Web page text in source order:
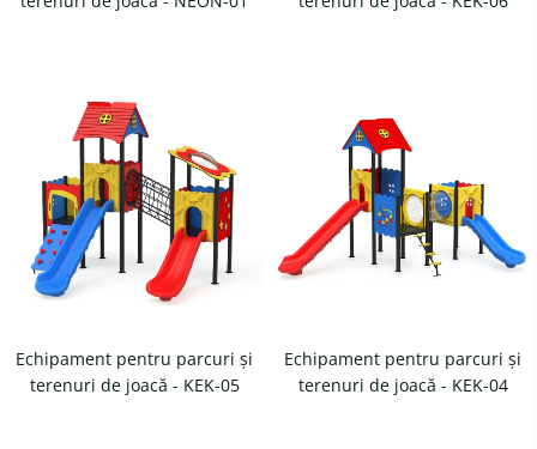
Echipament pentru parcuri și
terenuri de joacă - KEK-05
Echipament pentru parcuri și
terenuri de joacă - KEK-04